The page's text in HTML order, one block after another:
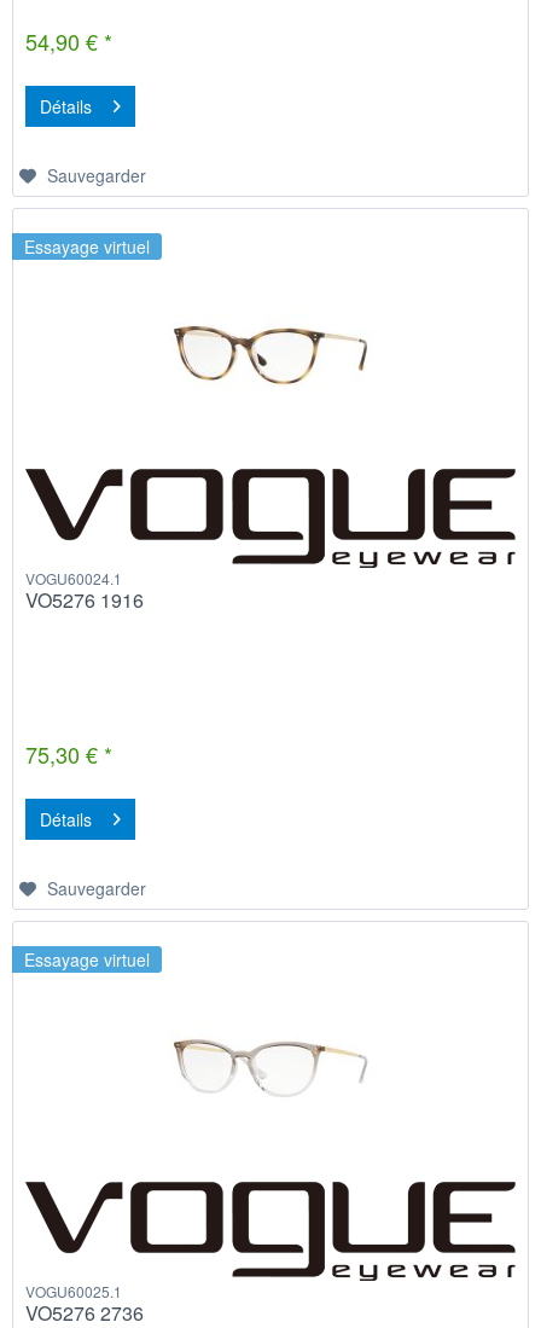
54,90 € *
Détails
Sauvegarder
Essayage virtuel
VOGU60024.1
VO5276 1916
75,30 € *
Détails
Sauvegarder
Essayage virtuel
VOGU60025.1
VO5276 2736